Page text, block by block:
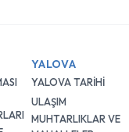
YALOVA
YALOVA TARİHİ
ULAŞIM
MUHTARLIKLAR VE